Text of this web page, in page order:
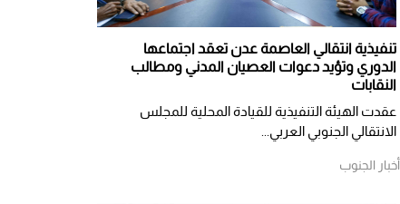
تنفيذية انتقالي العاصمة عدن تعقد اجتماعها
الدوري وتؤيد دعوات العصيان المدني ومطالب
النقابات
​عقدت الهيئة التنفيذية للقيادة المحلية للمجلس
الانتقالي الجنوبي العربي...
أخبار الجنوب